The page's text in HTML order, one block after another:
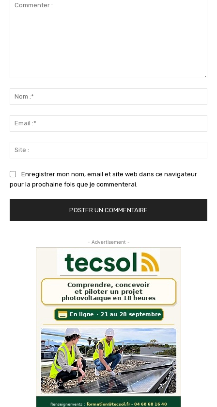
Enregistrer mon nom, email et site web dans ce navigateur
pour la prochaine fois que je commenterai.
- Advertisement -